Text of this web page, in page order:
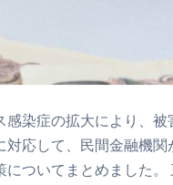
感染症の拡大により、
対応して、民間金融機
についてまとめました。